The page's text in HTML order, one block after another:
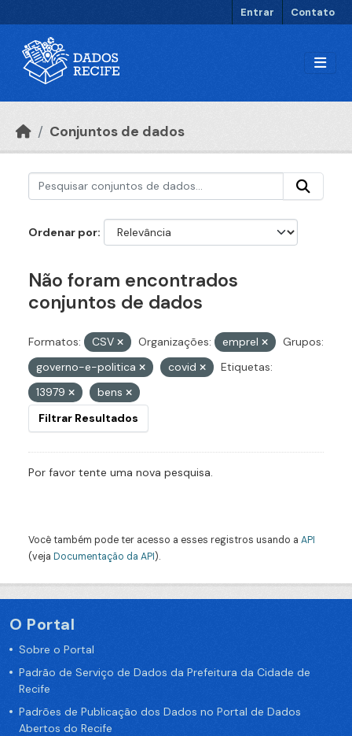
Entrar Contato
Conjuntos de dados
Ordenar por
Não foram encontrados
conjuntos de dados
Formatos: CSV Organizações: emprel
Grupos:
governo-e-politica
covid
Etiquetas:
13979
bens
Filtrar Resultados
Por favor tente uma nova pesquisa.
Você também pode ter acesso a esses registros usando a API
(veja Documentação da API).
O Portal
Sobre o Portal
Padrão de Serviço de Dados da Prefeitura da Cidade de
Recife
Padrões de Publicação dos Dados no Portal de Dados
Abertos do Recife